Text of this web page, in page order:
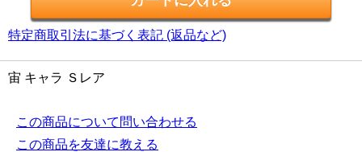
特定商取引法に基づく表記 (返品など)
宙 キャラ Ｓレア
この商品について問い合わせる
この商品を友達に教える